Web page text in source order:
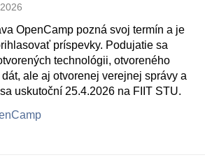
OpenCamp pozná svoj termín a je
príspevky. Podujatie sa
technológii, otvoreného
ale aj otvorenej verejnej správy a
uskutoční 25.4.2026 na FIIT STU.